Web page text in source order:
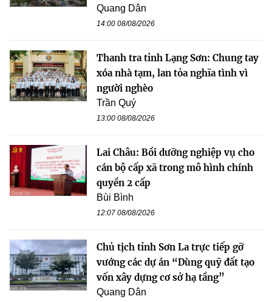
Quang Dân
14:00 08/08/2026
Thanh tra tỉnh Lạng Sơn: Chung tay
xóa nhà tạm, lan tỏa nghĩa tình vì
người nghèo
Trần Quý
13:00 08/08/2026
Lai Châu: Bồi dưỡng nghiệp vụ cho
cán bộ cấp xã trong mô hình chính
quyền 2 cấp
Bùi Bình
12:07 08/08/2026
Chủ tịch tỉnh Sơn La trực tiếp gỡ
vướng các dự án “Dùng quỹ đất tạo
vốn xây dựng cơ sở hạ tầng”
Quang Dân